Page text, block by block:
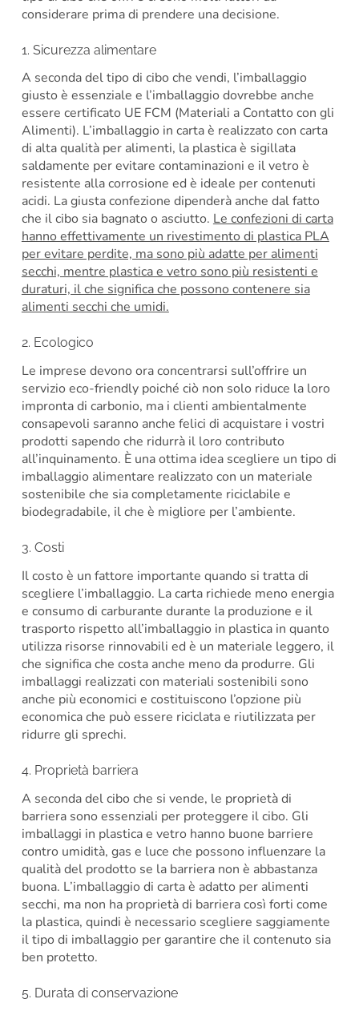
considerare prima di prendere una decisione.
1. Sicurezza alimentare
A seconda del tipo di cibo che vendi, l’imballaggio
giusto è essenziale e l’imballaggio dovrebbe anche
essere certificato UE FCM (Materiali a Contatto con gli
Alimenti). L’imballaggio in carta è realizzato con carta
di alta qualità per alimenti, la plastica è sigillata
saldamente per evitare contaminazioni e il vetro è
resistente alla corrosione ed è ideale per contenuti
acidi. La giusta confezione dipenderà anche dal fatto
che il cibo sia bagnato o asciutto. Le confezioni di carta
hanno effettivamente un rivestimento di plastica PLA
per evitare perdite, ma sono più adatte per alimenti
secchi, mentre plastica e vetro sono più resistenti e
duraturi, il che significa che possono contenere sia
alimenti secchi che umidi.
2. Ecologico
Le imprese devono ora concentrarsi sull’offrire un
servizio eco-friendly poiché ciò non solo riduce la loro
impronta di carbonio, ma i clienti ambientalmente
consapevoli saranno anche felici di acquistare i vostri
prodotti sapendo che ridurrà il loro contributo
all’inquinamento. È una ottima idea scegliere un tipo di
imballaggio alimentare realizzato con un materiale
sostenibile che sia completamente riciclabile e
biodegradabile, il che è migliore per l’ambiente.
3. Costi
Il costo è un fattore importante quando si tratta di
scegliere l’imballaggio. La carta richiede meno energia
e consumo di carburante durante la produzione e il
trasporto rispetto all’imballaggio in plastica in quanto
utilizza risorse rinnovabili ed è un materiale leggero, il
che significa che costa anche meno da produrre. Gli
imballaggi realizzati con materiali sostenibili sono
anche più economici e costituiscono l’opzione più
economica che può essere riciclata e riutilizzata per
ridurre gli sprechi.
4. Proprietà barriera
A seconda del cibo che si vende, le proprietà di
barriera sono essenziali per proteggere il cibo. Gli
imballaggi in plastica e vetro hanno buone barriere
contro umidità, gas e luce che possono influenzare la
qualità del prodotto se la barriera non è abbastanza
buona. L’imballaggio di carta è adatto per alimenti
secchi, ma non ha proprietà di barriera così forti come
la plastica, quindi è necessario scegliere saggiamente
il tipo di imballaggio per garantire che il contenuto sia
ben protetto.
5. Durata di conservazione